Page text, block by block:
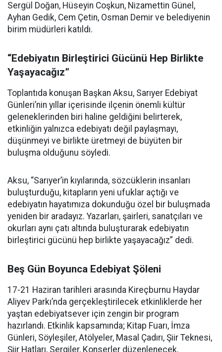
Sergül Doğan, Hüseyin Coşkun, Nizamettin Günel,
Ayhan Gedik, Cem Çetin, Osman Demir ve belediyenin
birim müdürleri katıldı.
“Edebiyatın Birleştirici Gücünü Hep Birlikte
Yaşayacağız”
Toplantıda konuşan Başkan Aksu, Sarıyer Edebiyat
Günleri’nin yıllar içerisinde ilçenin önemli kültür
geleneklerinden biri haline geldiğini belirterek,
etkinliğin yalnızca edebiyatı değil paylaşmayı,
düşünmeyi ve birlikte üretmeyi de büyüten bir
buluşma olduğunu söyledi.
Aksu, “Sarıyer’in kıyılarında, sözcüklerin insanları
buluşturduğu, kitapların yeni ufuklar açtığı ve
edebiyatın hayatımıza dokunduğu özel bir buluşmada
yeniden bir aradayız. Yazarları, şairleri, sanatçıları ve
okurları aynı çatı altında buluşturarak edebiyatın
birleştirici gücünü hep birlikte yaşayacağız” dedi.
Beş Gün Boyunca Edebiyat Şöleni
17-21 Haziran tarihleri arasında Kireçburnu Haydar
Aliyev Parkı’nda gerçekleştirilecek etkinliklerde her
yaştan edebiyatsever için zengin bir program
hazırlandı. Etkinlik kapsamında; Kitap Fuarı, İmza
Günleri, Söyleşiler, Atölyeler, Masal Çadırı, Şiir Teknesi,
Şiir Hatları, Sergiler, Konserler düzenlenecek.